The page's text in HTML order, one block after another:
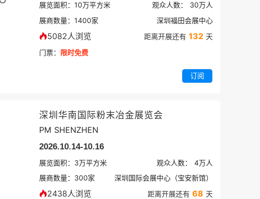
展览面积： 10万平方米 观众人数： 30万人
展商数量： 1400家 深圳福田会展中心
5082人浏览 距离开展还有 132 天
门票： 限时免费
订阅
深圳华南国际粉末冶金展览会
PM SHENZHEN
2026.10.14-10.16
展览面积： 3万平方米 观众人数： 4万人
展商数量： 300家 深圳国际会展中心（宝安新馆）
2438人浏览 距离开展还有 68 天